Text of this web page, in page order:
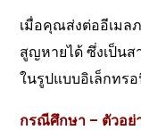
เมื่อคุณส่งต่ออีเมล
สูญหายได้ ซึ่งเป็นส
ในรูปแบบอิเล็กทร
กรณีศึกษา – ตัวอย่